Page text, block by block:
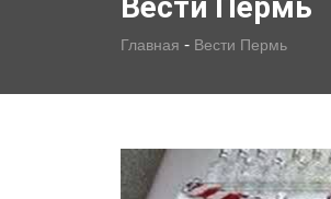
Главная - Вести Пермь